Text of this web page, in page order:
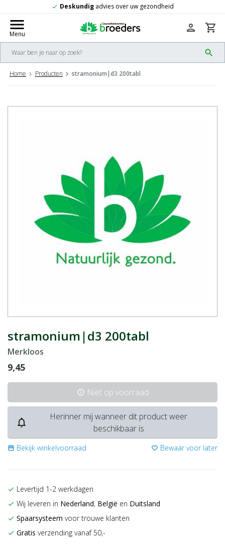
check Deskundigadvies over uw gezondheid
menu
Menu
search
person shopping_cart
Home Producten stramonium|d3 200tabl
stramonium|d3 200tabl
Merkloos
9,45
info Niet op voorraad
notifications_none
Herinner mij wanneer dit product weer
beschikbaar is
storefront Bekijk winkelvoorraad favorite_border Bewaar voor later
check Levertijd 1-2 werkdagen
check Wij leveren in Nederland, België en Duitsland
check Spaarsysteem voor trouwe klanten
check Gratis verzending vanaf 50,-